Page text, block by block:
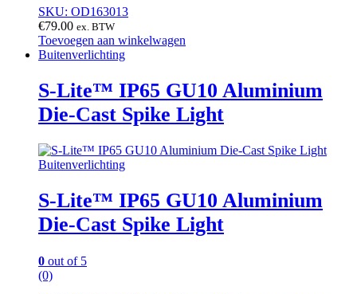
SKU: OD163013
€79.00 ex. BTW
Toevoegen aan winkelwagen
Buitenverlichting
S-Lite™ IP65 GU10 Aluminium
Die-Cast Spike Light
Buitenverlichting
S-Lite™ IP65 GU10 Aluminium
Die-Cast Spike Light
0 out of 5
(0)